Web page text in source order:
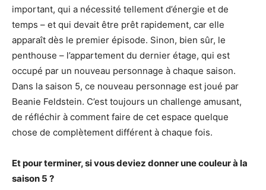
important, qui a nécessité tellement d’énergie et de
temps – et qui devait être prêt rapidement, car elle
apparaît dès le premier épisode. Sinon, bien sûr, le
penthouse – l’appartement du dernier étage, qui est
occupé par un nouveau personnage à chaque saison.
Dans la saison 5, ce nouveau personnage est joué par
Beanie Feldstein. C’est toujours un challenge amusant,
de réfléchir à comment faire de cet espace quelque
chose de complètement différent à chaque fois.
Et pour terminer, si vous deviez donner une couleur à la
saison 5 ?